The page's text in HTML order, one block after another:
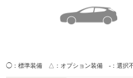
◯：標準装備 △：オプション装備 -：選択